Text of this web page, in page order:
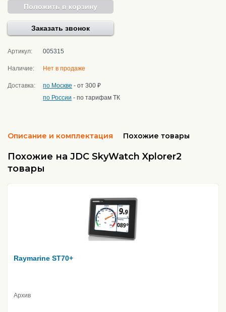
Положить в корзину
Заказать звонок
Артикул: 005315
Наличие: Нет в продаже
Доставка: по Москве - от 300 ₽
по России - по тарифам ТК
Описание и комплектация Похожие товары
Похожие на JDC SkyWatch Xplorer2
товары
Raymarine ST70+
Архив